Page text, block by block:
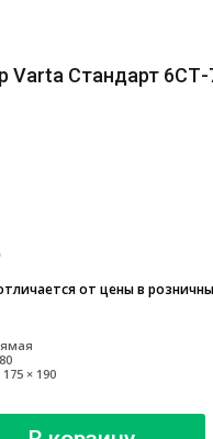
Varta Стандарт 6СТ-
от цены в
× 190